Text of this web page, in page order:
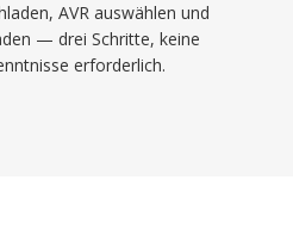
AVR auswählen und
— drei Schritte, keine
erforderlich.